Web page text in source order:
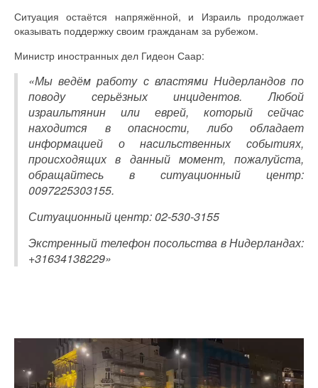
Ситуация остаётся напряжённой, и Израиль продолжает
оказывать поддержку своим гражданам за рубежом.
Министр иностранных дел Гидеон Саар:
«Мы ведём работу с властями Нидерландов по
поводу серьёзных инцидентов. Любой
израильтянин или еврей, который сейчас
находится в опасности, либо обладает
информацией о насильственных событиях,
происходящих в данный момент, пожалуйста,
обращайтесь в ситуационный центр:
0097225303155.
Ситуационный центр: 02-530-3155
Экстренный телефон посольства в Нидерландах:
+31634138229»